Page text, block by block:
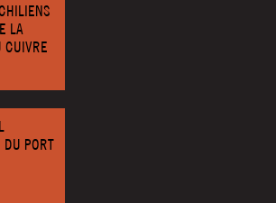
LA
CUIVRE
DU PORT